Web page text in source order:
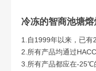
冷冻的智商池塘熔
1.自1999年以来，已有
2.所有产品均通过
3.所有产品都应在-25℃